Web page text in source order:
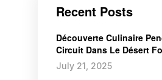
Recent Posts
July 21, 2025
Découverte Culinaire
Circuit Dans Le Désert